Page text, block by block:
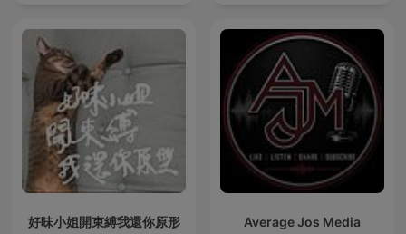
好味小姐開束縛我還你原形 Average Jos Media